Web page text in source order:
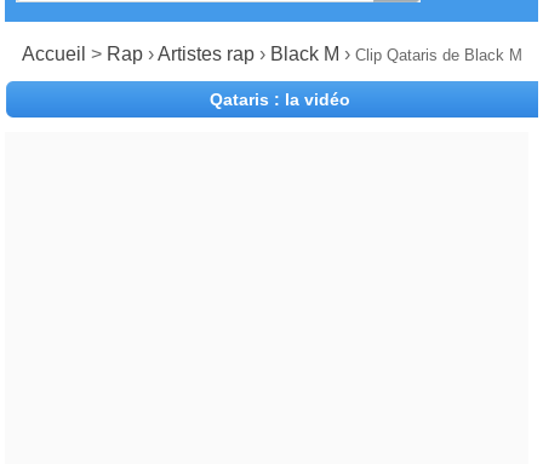
Accueil > Rap ›Artistes rap› Black M › Clip Qataris de Black M
Qataris : la vidéo